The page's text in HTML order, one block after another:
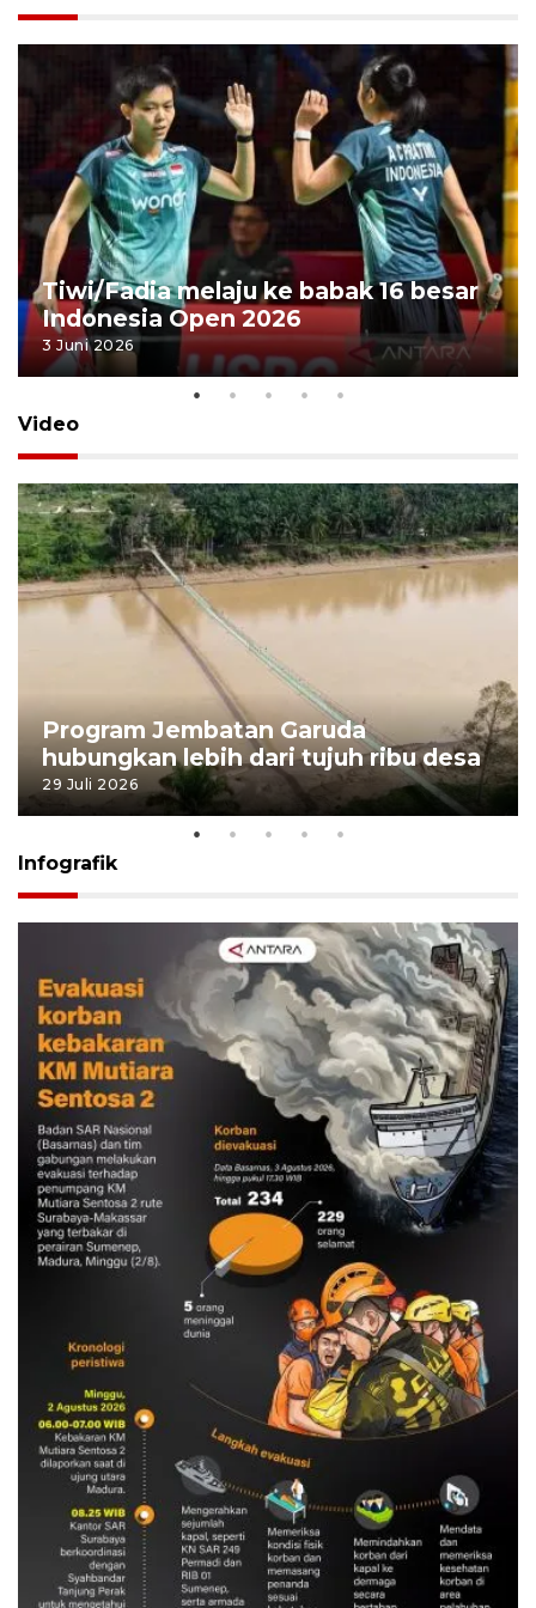
Tiwi/Fadia melaju ke babak 16 besar
Indonesia Open 2026
3 Juni 2026
Video
Program Jembatan Garuda
hubungkan lebih dari tujuh ribu desa
29 Juli 2026
Infografik